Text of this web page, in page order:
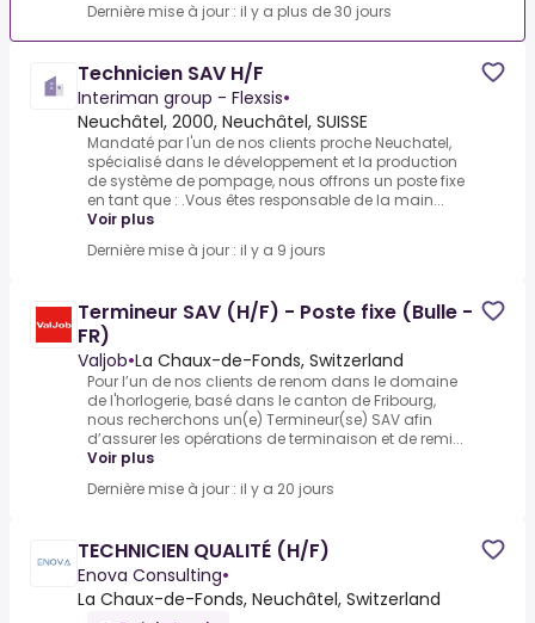
Dernière mise à jour : il y a plus de 30 jours
Technicien SAV H/F
Interiman group - Flexsis•
Neuchâtel, 2000, Neuchâtel, SUISSE
Mandaté par l'un de nos clients proche Neuchatel,
spécialisé dans le développement et la production
de système de pompage, nous offrons un poste fixe
en tant que : .Vous êtes responsable de la main...
Voir plus
Dernière mise à jour : il y a 9 jours
Termineur SAV (H/F) - Poste fixe (Bulle -
FR)
Valjob•La Chaux-de-Fonds, Switzerland
Pour l’un de nos clients de renom dans le domaine
de l'horlogerie, basé dans le canton de Fribourg,
nous recherchons un(e) Termineur(se) SAV afin
d’assurer les opérations de terminaison et de remi...
Voir plus
Dernière mise à jour : il y a 20 jours
TECHNICIEN QUALITÉ (H/F)
Enova Consulting•
La Chaux-de-Fonds, Neuchâtel, Switzerland